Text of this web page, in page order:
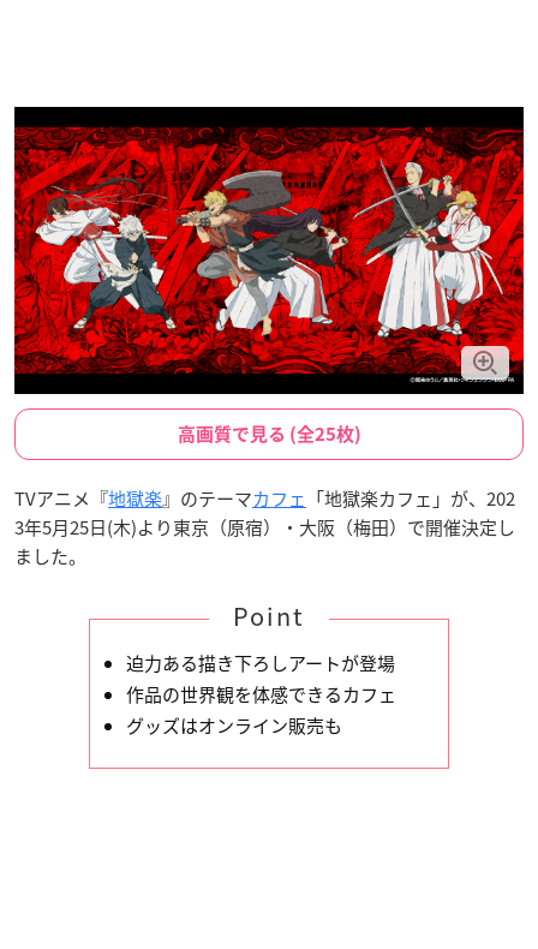
高画質で見る (全25枚)
TVアニメ『地獄楽』のテーマカフェ 「地獄楽カフェ」が、202
3年5月25日(木)より東京（原宿）・大阪（梅田）で開催決定し
ました。
Point
迫力ある描き下ろしアートが登場
作品の世界観を体感できるカフェ
グッズはオンライン販売も